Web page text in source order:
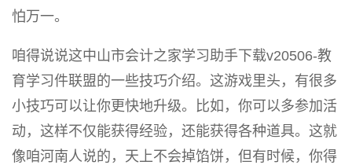
怕万一。
咱得说说这中山市会计之家学习助手下载v20506-教
育学习件联盟的一些技巧介绍。这游戏里头，有很多
小技巧可以让你更快地升级。比如，你可以多参加活
动，这样不仅能获得经验，还能获得各种道具。这就
像咱河南人说的，天上不会掉馅饼，但有时候，你得